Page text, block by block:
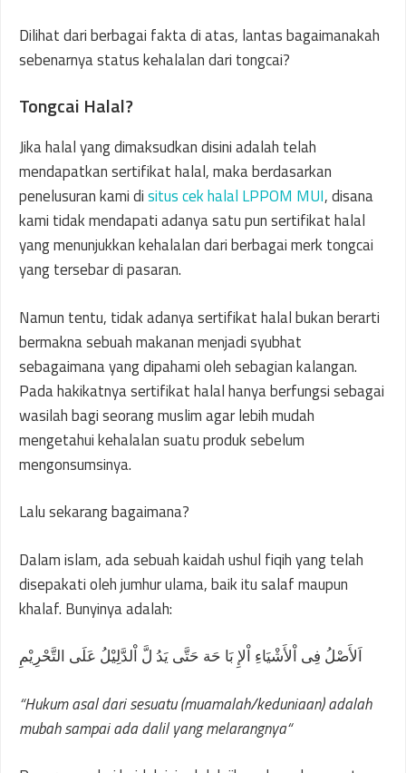
Dilihat dari berbagai fakta di atas, lantas bagaimanakah
sebenarnya status kehalalan dari tongcai?
Tongcai Halal?
Jika halal yang dimaksudkan disini adalah telah
mendapatkan sertifikat halal, maka berdasarkan
penelusuran kami disitus cek halal LPPOM MUI, disana
kami tidak mendapati adanya satu pun sertifikat halal
yang menunjukkan kehalalan dari berbagai merk tongcai
yang tersebar di pasaran.
Namun tentu, tidak adanya sertifikat halal bukan berarti
bermakna sebuah makanan menjadi syubhat
sebagaimana yang dipahami oleh sebagian kalangan.
Pada hakikatnya sertifikat halal hanya berfungsi sebagai
wasilah bagi seorang muslim agar lebih mudah
mengetahui kehalalan suatu produk sebelum
mengonsumsinya.
Lalu sekarang bagaimana?
Dalam islam, ada sebuah kaidah ushul fiqih yang telah
disepakati oleh jumhur ulama, baik itu salaf maupun
khalaf. Bunyinya adalah:
اَلأَصْلُ فِى اْلأَشْيَاءِ اْلإِ بَا حَة حَتَّى يَدُ لَّ اْلدَّلِيْلُ عَلَى التَّحْرِيْمِ
“Hukum asal dari sesuatu (muamalah/keduniaan) adalah
mubah sampai ada dalil yang melarangnya“